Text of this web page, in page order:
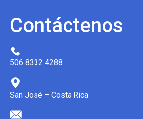
Contáctenos
506 8332 4288
San José – Costa Rica